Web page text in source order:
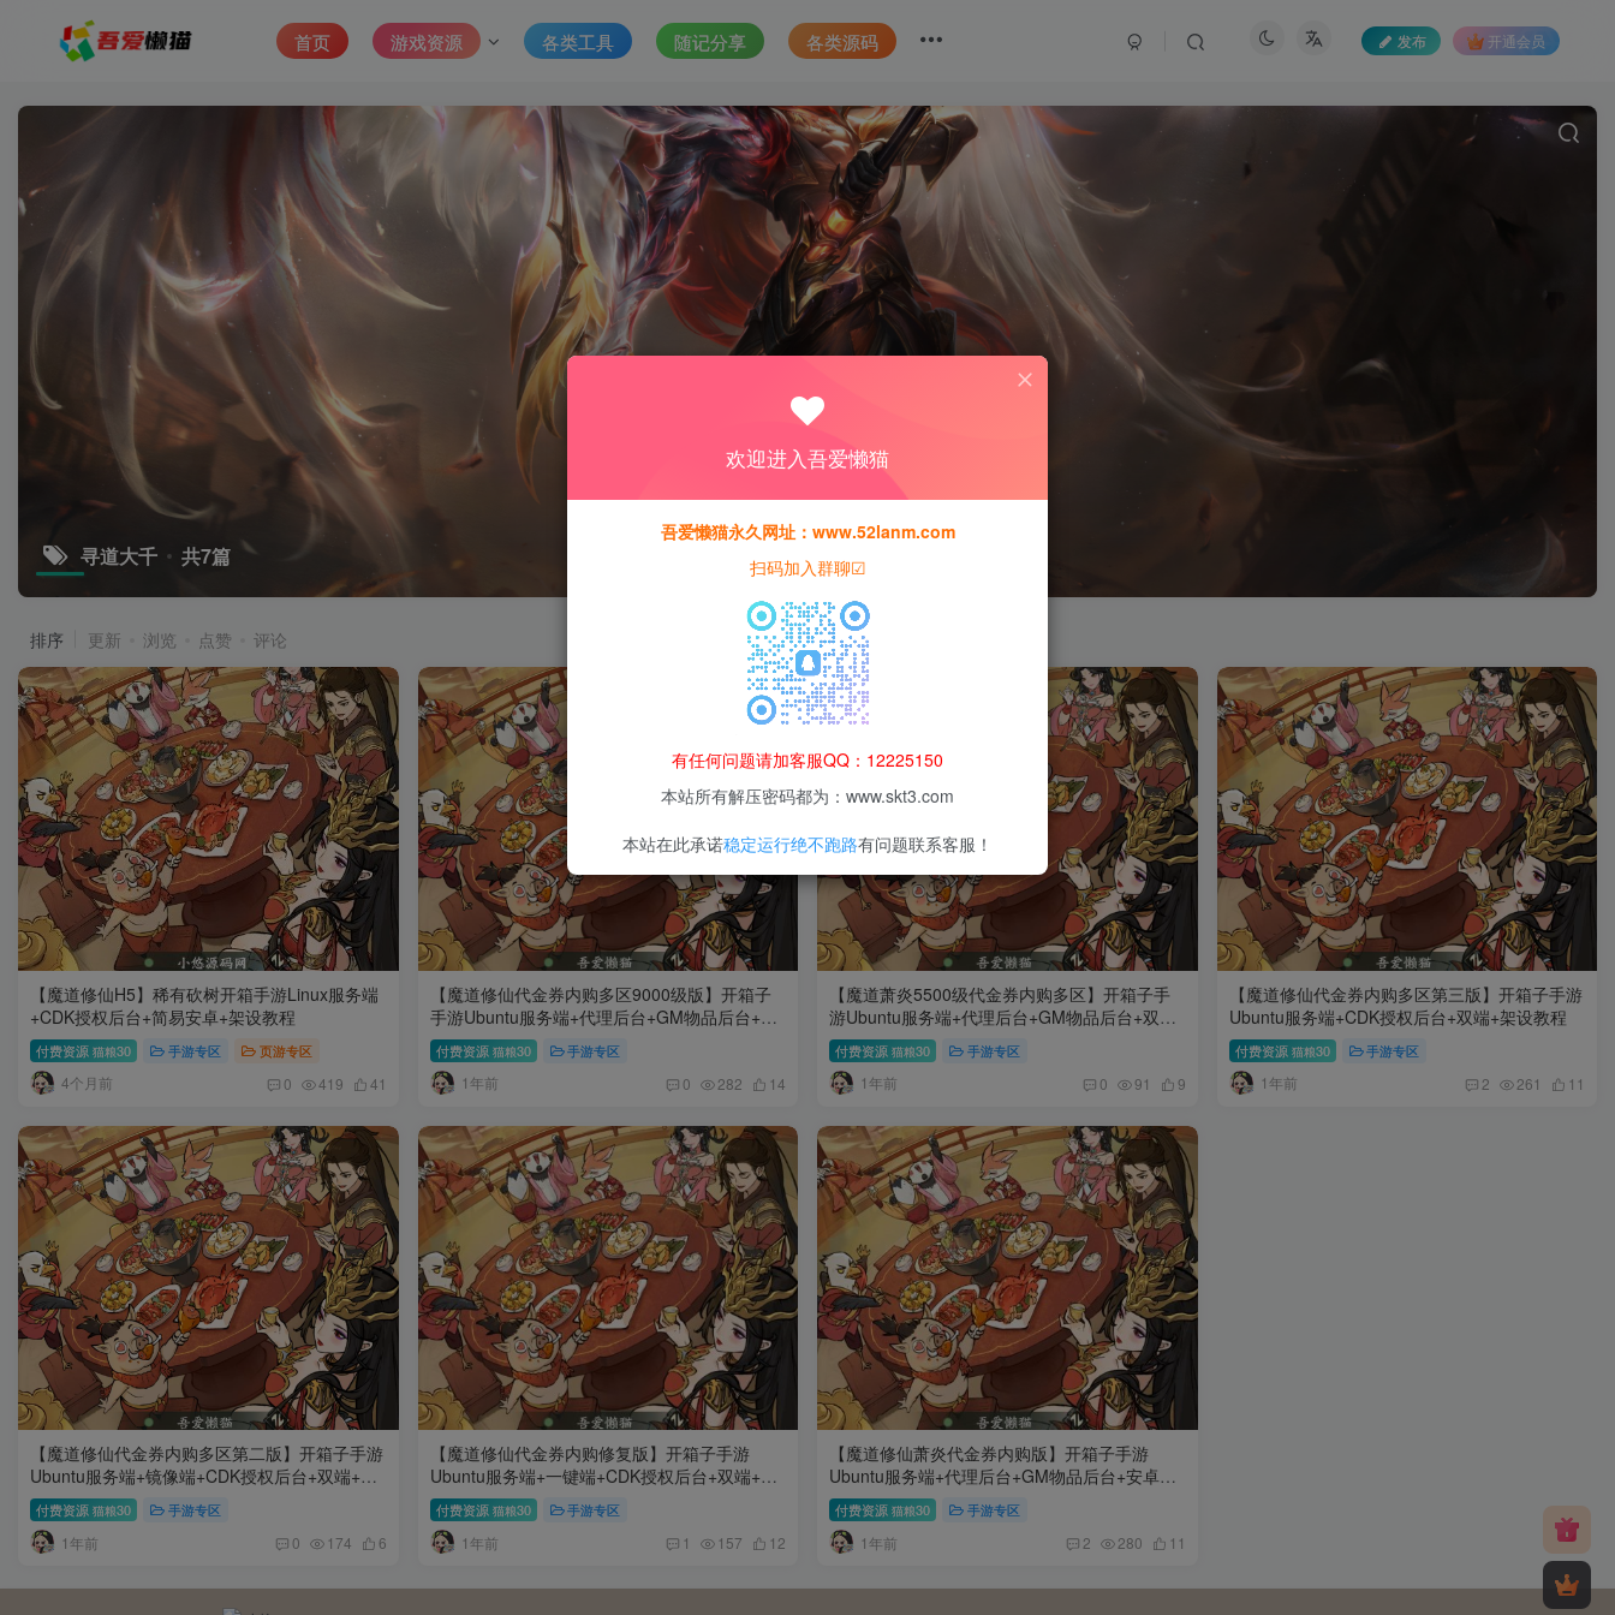
首页 游戏资源 各类工具 随记分享 各类源码 发布 开通会员
寻道大千 共7篇
排序 更新 浏览 点赞 评论
【魔道修仙H5】稀有砍树开箱手游Linux服务端
+CDK授权后台+简易安卓+架设教程
付费资源 猫粮30 手游专区 页游专区
4个月前 0 419 41
【魔道修仙代金券内购多区9000级版】开箱子
手游Ubuntu服务端+代理后台+GM物品后台+双
端+架设教程
付费资源 猫粮30 手游专区
1年前 0 282 14
【魔道萧炎5500级代金券内购多区】开箱子手
游Ubuntu服务端+代理后台+GM物品后台+双端
+架设教程
付费资源 猫粮30 手游专区
1年前 0 91 9
【魔道修仙代金券内购多区第三版】开箱子手游
Ubuntu服务端+CDK授权后台+双端+架设教程
付费资源 猫粮30 手游专区
1年前 2 261 11
【魔道修仙代金券内购多区第二版】开箱子手游
Ubuntu服务端+镜像端+CDK授权后台+双端+架
设教程
付费资源 猫粮30 手游专区
1年前 0 174 6
【魔道修仙代金券内购修复版】开箱子手游
Ubuntu服务端+一键端+CDK授权后台+双端+架
设教程
付费资源 猫粮30 手游专区
1年前 1 157 12
【魔道修仙萧炎代金券内购版】开箱子手游
Ubuntu服务端+代理后台+GM物品后台+安卓苹
果双端+架设教程
付费资源 猫粮30 手游专区
1年前 2 280 11
欢迎进入吾爱懒猫
吾爱懒猫永久网址：www.52lanm.com
扫码加入群聊☑
有任何问题请加客服QQ：12225150
本站所有解压密码都为：www.skt3.com
本站在此承诺稳定运行绝不跑路有问题联系客服！